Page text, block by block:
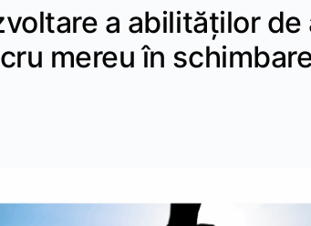
a abilităților
mereu în